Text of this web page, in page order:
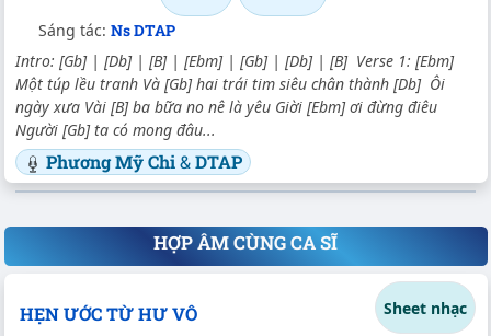
Sáng tác: Ns DTAP
Intro: [Gb] | [Db] | [B] | [Ebm] | [Gb] | [Db] | [B] Verse 1: [Ebm]
Một túp lều tranh Và [Gb] hai trái tim siêu chân thành [Db] Ôi
ngày xưa Vài [B] ba bữa no nê là yêu Giời [Ebm] ơi đừng điêu
Người [Gb] ta có mong đâu...
Phương Mỹ Chi&DTAP
HỢP ÂM CÙNG CA SĨ
HẸN ƯỚC TỪ HƯ VÔ Sheet nhạc